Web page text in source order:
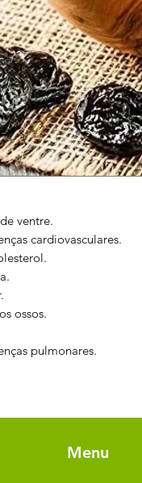
ventre.
cardiovasculares.
ossos.
pulmonares.
Menu